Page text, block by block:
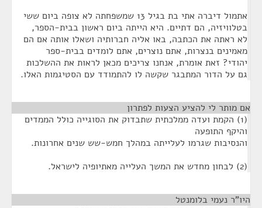
אתמול דיברה אתי בת בגיל 13 שמשפחתה לא צופה ביום ששי
בטלוויזיה, הם דתיים. היא הייתה ביום ראשון בבית-הספר,
לא ראתה את הכתבה, באו אליה חברותיה ושאלו אותה אם הם
מאמינים בנצרות, אתם נוצרים, אתם לומדים בבית-ספר
יהודי? זאת אומרת, אנחנו צריכים מכאן לראות את ההשלכות
גם על הדור המתבגר שקשה לו להתמודד עם הסטיגמות האלו.
אם מותר לי להציע הצעות לפתרון
(1) הקמת ועדה ממלכתית שתבדוק את הסוגייה כולל הממדים
והיקף התופעה
והנסיבות שגרמו לעלייתה במהלך חמש-שש שנים אחרונות.
(2) לבחון מחדש את המשך העלייה מאתיופיה לישראל.
היו”ר נעמי בלומנטל